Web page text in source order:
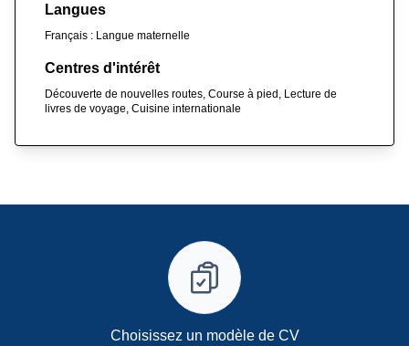
Langues
Français : Langue maternelle
Centres d'intérêt
Découverte de nouvelles routes, Course à pied, Lecture de
livres de voyage, Cuisine internationale
Choisissez un modèle de CV